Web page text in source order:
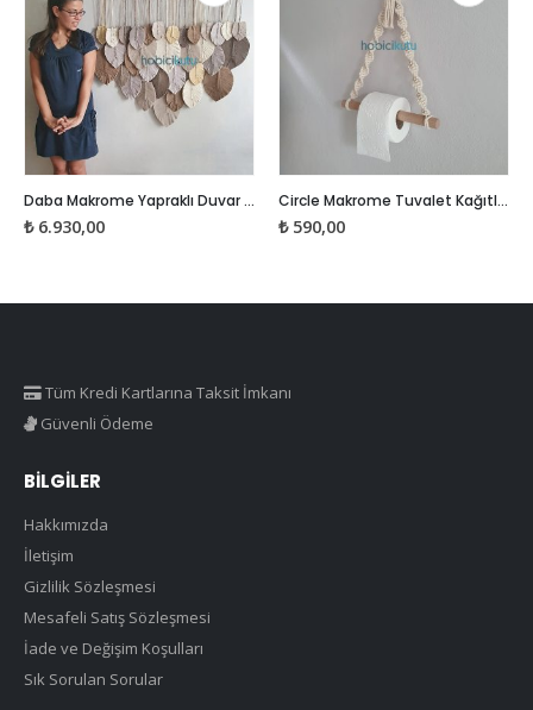
Bu ürünün birden fazla varyasyonu var. Seçenekler ürün sayfasından seçilebilir
Daba Makrome Yapraklı Duvar Süsü
₺6.930,00
Circle Makrome Tuvalet Kağıtlığı – Havlu Askısı
₺590,00
Tüm Kredi Kartlarına Taksit İmkanı
Güvenli Ödeme
BILGILER
Hakkımızda
İletişim
Gizlilik Sözleşmesi
Mesafeli Satış Sözleşmesi
İade ve Değişim Koşulları
Sık Sorulan Sorular